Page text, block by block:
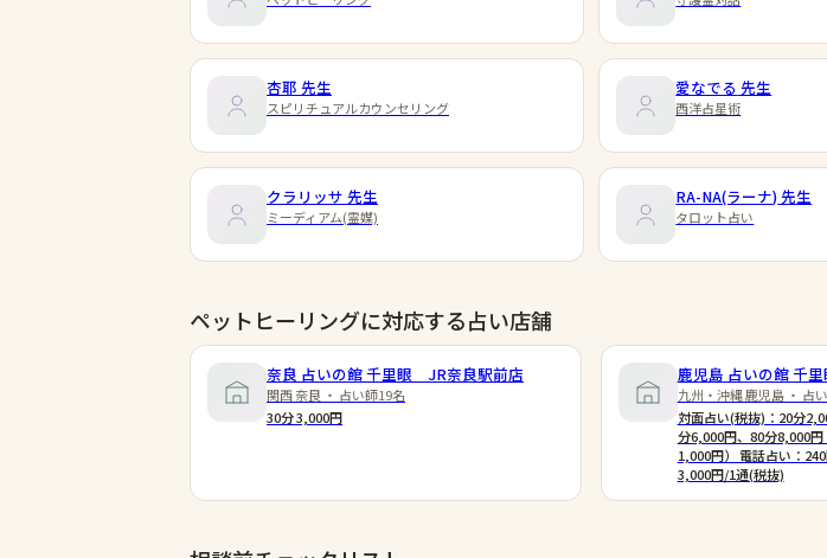
杏耶 先生
スピリチュアルカウンセリング
愛なでる 先生
西洋占星術
クラリッサ 先生
ミーディアム(霊媒)
RA-NA(ラーナ)先生
タロット占い
ペットヒーリングに対応する占い店舗
奈良 占いの館 千里眼 JR奈良駅前店
関西 奈良 ・ 占い師19名
30分 3,000円
鹿児島 占いの館 千
九州・沖縄 鹿児島 ・ 占
対面占い(税抜)：20分
分6,000円、80分8,000
1,000円） 電話占い：
3,000円/1通(税抜)